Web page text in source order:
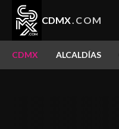
CDMX .COM
CDMX ALCALDÍAS